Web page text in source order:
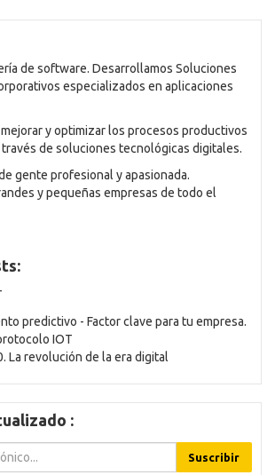
de software. Desarrollamos Soluciones
especializados en aplicaciones
y optimizar los procesos productivos
través de soluciones tecnológicas digitales.
gente profesional y apasionada.
y pequeñas empresas de todo el
predictivo - Factor clave para tu empresa.
IOT
La revolución de la era digital
:
Suscribir